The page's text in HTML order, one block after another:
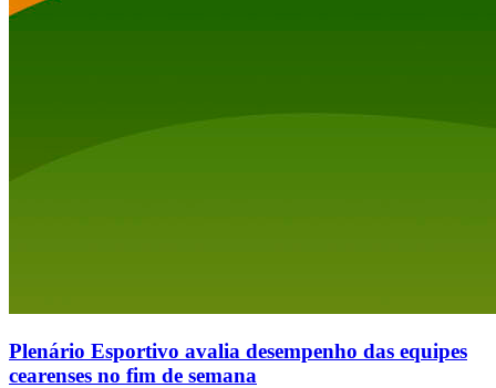
Plenário Esportivo avalia desempenho das equipes
cearenses no fim de semana